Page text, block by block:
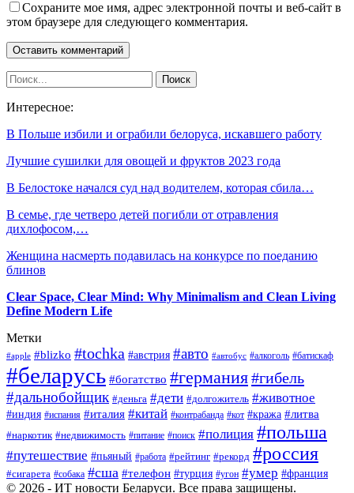
Сохраните мое имя, адрес электронной почты и веб-сайт в
этом браузере для следующего комментария.
Интересное:
В Польше избили и ограбили белоруса, искавшего работу
Лучшие сушилки для овощей и фруктов 2023 года
В Белостоке начался суд над водителем, которая сбила…
В семье, где четверо детей погибли от отравления
дихлофосом,…
Женщина насмерть подавилась на конкурсе по поеданию
блинов
Clear Space, Clear Mind: Why Minimalism and Clean Living
Define Modern Life
Метки
#apple #blizko #tochka #австрия #авто #автобус #алкоголь #батискаф
#беларусь #богатство #германия#гибель
#дальнобойщик #деньга #дети #долгожитель #животное
#индия #испания #италия #китай #контрабанда #кот #кража #литва
#наркотик #недвижимость #питание #поиск #полиция #польша
#путешествие #пьяный #работа #рейтинг #рекорд #россия
#сигарета #собака #сша #телефон #турция #угон #умер #франция
© 2026 - ИТ новости Беларуси. Все права защищены.